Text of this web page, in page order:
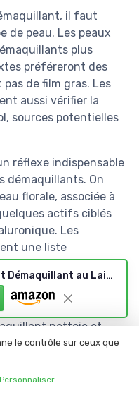
il faut
de peau. Les peaux
plus
préféreront des
de film gras. Les
aussi vérifier la
sources potentielles
réflexe indispensable
démaquillants. On
florale, associée à
actifs ciblés
Les
une liste
inspirent
à l’usage, en
nettoie et
Un bon démaquillant
de
le contour des yeux
laits démaquillants
Bell Ânesse Provence Lait Démaquillant au Lait d’Ânesse Bio – Nettoyant Doux & Hydratant – Peaux Sensibles, normales, mixtes et très sèches (Lot de 2)
le contrôle sur ceux que
Personnaliser